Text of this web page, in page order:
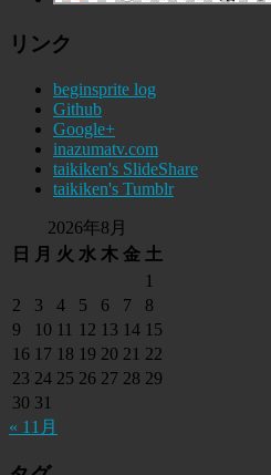
リンク
beginsprite log
Github
Google+
inazumatv.com
taikiken's SlideShare
taikiken's Tumblr
2026年8月
日
月 火 水 木 金 土
1
2
3 4 5 6 7
8
9
10 11 12 13 14 15
16 17 18 19 20 21 22
23 24 25 26 27 28 29
30 31
« 11月